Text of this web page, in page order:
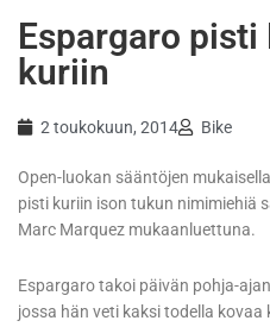
Espargaro pisti
kuriin
2 toukokuun, 2014 Bike
Open-luokan sääntöjen
pisti kuriin ison tukun nimimiehiä
Marc Marquez mukaanluettuna.
Espargaro takoi päivän pohja-
jossa hän veti kaksi todella